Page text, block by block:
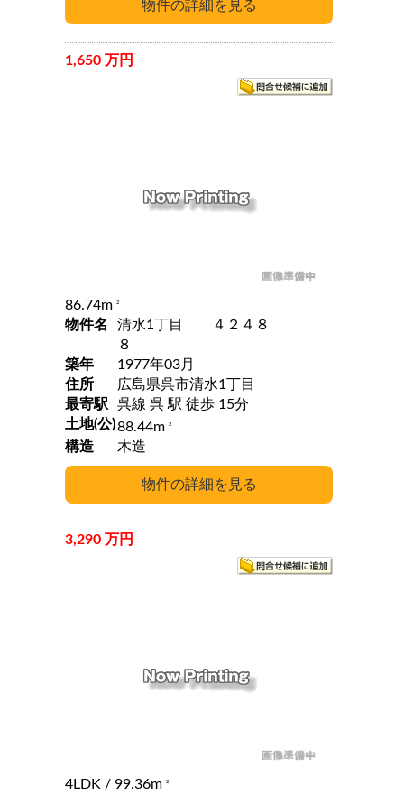
1,650 万円
86.74m 2
物件名
清水1丁目 ４２４８
８
築年
1977年03月
住所
広島県呉市清水1丁目
最寄駅
呉線 呉 駅 徒歩 15分
土地(公)88.44m2
構造 木造
3,290 万円
4LDK / 99.36m 2